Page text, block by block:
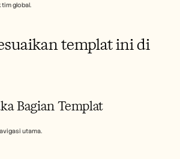
tim global.
templat ini di
Bagian Templat
utama.
Book a Demo